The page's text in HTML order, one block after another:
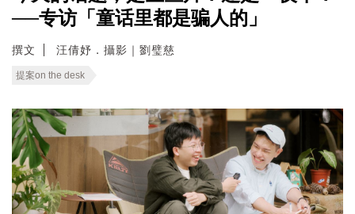
──专访「童话里都是骗人的」
撰文 汪倩妤．攝影｜劉璧慈
提案on the desk